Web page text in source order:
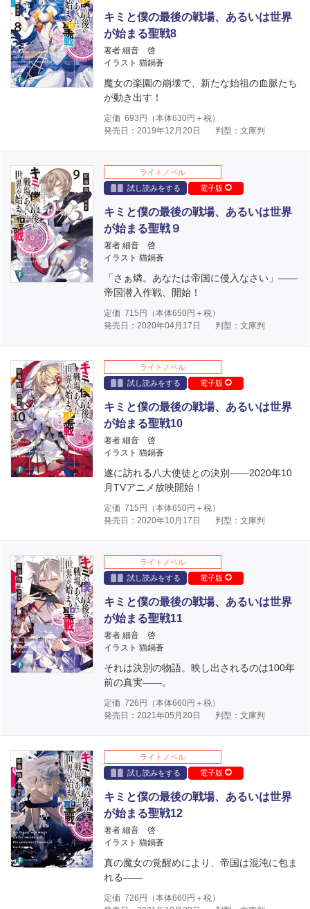
キミと僕の最後の戦場、あるいは世界
が始まる聖戦8
著者 細音 啓
イラスト 猫鍋蒼
魔女の楽園の崩壊で、新たな始祖の血脈たち
が動き出す！
定価 693 円（本体630円＋税）
発売日：2019年12月20日
判型：文庫判
ライトノベル
試し読みをする
電子版
キミと僕の最後の戦場、あるいは世界
が始まる聖戦９
著者 細音 啓
イラスト 猫鍋蒼
「さぁ燐。あなたは帝国に侵入なさい」――
帝国潜入作戦、開始！
定価 715 円（本体650円＋税）
発売日：2020年04月17日
判型：文庫判
ライトノベル
試し読みをする
電子版
キミと僕の最後の戦場、あるいは世界
が始まる聖戦10
著者 細音 啓
イラスト 猫鍋蒼
遂に訪れる八大使徒との決別――2020年10
月TVアニメ放映開始！
定価 715 円（本体650円＋税）
発売日：2020年10月17日
判型：文庫判
ライトノベル
試し読みをする
電子版
キミと僕の最後の戦場、あるいは世界
が始まる聖戦11
著者 細音 啓
イラスト 猫鍋蒼
それは決別の物語。映し出されるのは100年
前の真実――。
定価 726 円（本体660円＋税）
発売日：2021年05月20日
判型：文庫判
ライトノベル
試し読みをする
電子版
キミと僕の最後の戦場、あるいは世界
が始まる聖戦12
著者 細音 啓
イラスト 猫鍋蒼
真の魔女の覚醒めにより、帝国は混沌に包ま
れる――
定価 726 円（本体660円＋税）